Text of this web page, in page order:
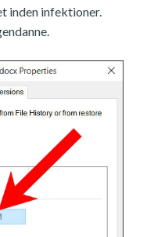
inden infektioner.